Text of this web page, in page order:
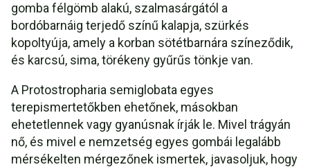
gomba félgömb alakú, szalmasárgától a
bordóbarnáig terjedő színű kalapja, szürkés
kopoltyúja, amely a korban sötétbarnára színeződik,
és karcsú, sima, törékeny gyűrűs tönkje van.
A Protostropharia semiglobata egyes
terepismertetőkben ehetőnek, másokban
ehetetlennek vagy gyanúsnak írják le. Mivel trágyán
nő, és mivel e nemzetség egyes gombái legalább
mérsékelten mérgezőnek ismertek, javasoljuk, hogy